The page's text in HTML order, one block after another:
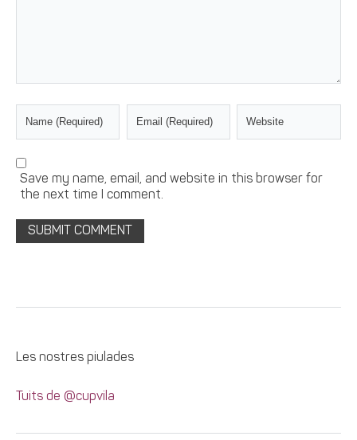
Save my name, email, and website in this browser for
the next time I comment.
Les nostres piulades
Tuits de @cupvila